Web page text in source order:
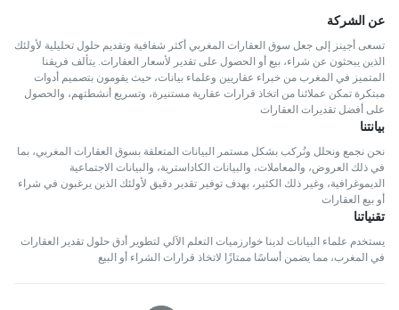
العقارات للإيجار في بنسليمان
العقارات للإيجار في الحوز
العقارات للإيجار في سلا
العقارات للإيجار في برشيد
العقارات للإيجار في الصويرة
العقارات للإيجار في مكناس
العقارات للإيجار في الرحامنة
العقارات للإيجار في إنزكان-آيت ملول
العقارات للإيجار في undefined
العقارات للإيجار في الخميسات
عن الشركة
تسعى أجينز إلى جعل سوق العقارات المغربي أكثر شفافية وتقديم حلول تحليلية لأولئك
الذين يبحثون عن شراء، بيع أو الحصول على تقدير لأسعار العقارات. يتألف فريقنا
المتميز في المغرب من خبراء عقاريين وعلماء بيانات، حيث يقومون بتصميم أدوات
مبتكرة تمكن عملائنا من اتخاذ قرارات عقارية مستنيرة، وتسريع أنشطتهم، والحصول
على أفضل تقديرات العقارات
بيانتنا
نحن نجمع ونحلل ونُركب بشكل مستمر البيانات المتعلقة بسوق العقارات المغربي، بما
في ذلك العروض، والمعاملات، والبيانات الكاداسترية، والبيانات الاجتماعية
الديموغرافية، وغير ذلك الكثير، بهدف توفير تقدير دقيق لأولئك الذين يرغبون في شراء
أو بيع العقارات
تقنياتنا
يستخدم علماء البيانات لدينا خوارزميات التعلم الآلي لتطوير أدق حلول تقدير العقارات
في المغرب، مما يضمن أساسًا ممتازًا لاتخاذ قرارات الشراء أو البيع